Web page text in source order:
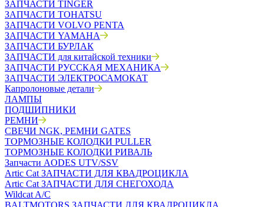
ЗАПЧАСТИ TINGER
ЗАПЧАСТИ TOHATSU
ЗАПЧАСТИ VOLVO PENTA
ЗАПЧАСТИ YAMAHA
ЗАПЧАСТИ БУРЛАК
ЗАПЧАСТИ для китайской техники
ЗАПЧАСТИ РУССКАЯ МЕХАНИКА
ЗАПЧАСТИ ЭЛЕКТРОСАМОКАТ
Капролоновые детали
ЛАМПЫ
ПОДШИПНИКИ
РЕМНИ
СВЕЧИ NGK, РЕМНИ GATES
ТОРМОЗНЫЕ КОЛОДКИ PULLER
ТОРМОЗНЫЕ КОЛОДКИ РИВАЛЬ
Запчасти AODES UTV/SSV
Artic Cat ЗАПЧАСТИ ДЛЯ КВАДРОЦИКЛА
Artic Cat ЗАПЧАСТИ ДЛЯ СНЕГОХОДА
Wildcat A/C
BALTMOTORS ЗАПЧАСТИ ДЛЯ КВАДРОЦИКЛА